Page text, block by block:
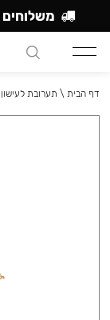
דף הבית \ תערובת לעישון
משלוחים